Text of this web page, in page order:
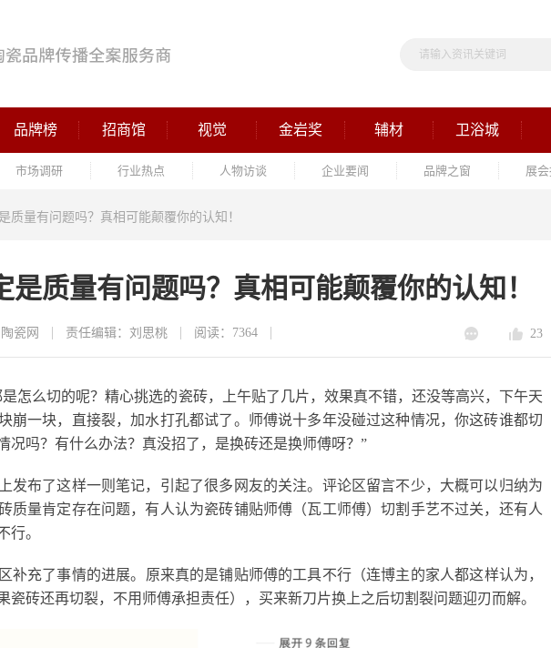
品牌榜 招商馆 视觉 金岩奖 辅材 卫浴城
市场调研 行业热点 人物访谈 企业要闻 品牌之窗 展
质量有问题吗？真相可能颠覆你的认知！
是质量有问题吗？真相可能颠覆你的认知！
瓷网 责任编辑：刘思桃 阅读：7364 23
怎么切的呢？精心挑选的瓷砖，上午贴了几片，效果真不错，还没等高兴，下午天
崩一块，直接裂，加水打孔都试了。师傅说十多年没碰过这种情况，你这砖谁都切
况吗？有什么办法？真没招了，是换砖还是换师傅呀？ ”
发布了这样一则笔记，引起了很多网友的关注。评论区留言不少，大概可以归纳为
质量肯定存在问题，有人认为瓷砖铺贴师傅（瓦工师傅）切割手艺不过关，还有人
行。
补充了事情的进展。 原来真的是铺贴师傅的工具不行（连博主的家人都这样认为，
瓷砖还再切裂，不用师傅承担责任），买来新刀片换上之后切割裂问题迎刃而解。